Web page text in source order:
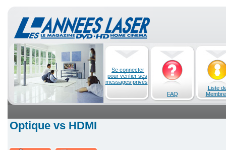
Se connecter
pour vérifier ses
messages privés
FAQ
Liste
Optique vs HDMI